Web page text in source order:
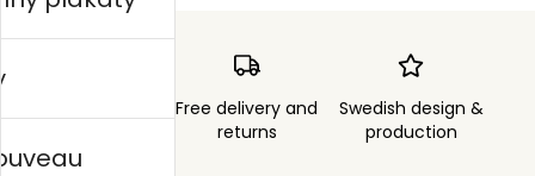
Free delivery and
returns
Swedish design &
production